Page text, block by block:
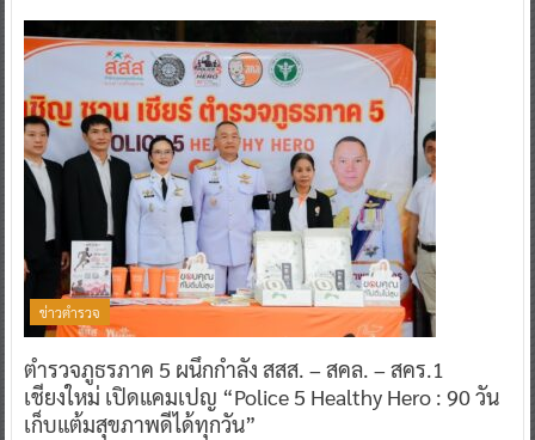
ข่าวตำรวจ
ตำรวจภูธรภาค 5 ผนึกกำลัง สสส. – สคล. – สคร.1
เชียงใหม่ เปิดแคมเปญ “Police 5 Healthy Hero : 90 วัน
เก็บแต้มสุขภาพดีได้ทุกวัน”